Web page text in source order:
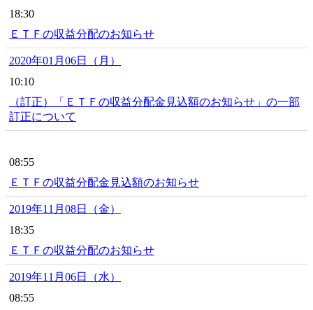
18:30
ＥＴＦの収益分配のお知らせ
2020年01月06日（月）
10:10
（訂正）「ＥＴＦの収益分配金見込額のお知らせ」の一部
訂正について
08:55
ＥＴＦの収益分配金見込額のお知らせ
2019年11月08日（金）
18:35
ＥＴＦの収益分配のお知らせ
2019年11月06日（水）
08:55